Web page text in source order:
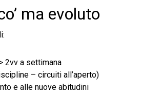
ma evoluto
2vv a settimana
– circuiti all’aperto)
e alle nuove abitudini